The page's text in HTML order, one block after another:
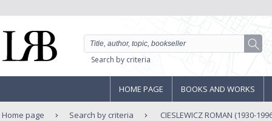
Search by criteria
HOME PAGE BOOKS AND WORKS
Home page Search by criteria CIESLEWICZ ROMAN (1930-